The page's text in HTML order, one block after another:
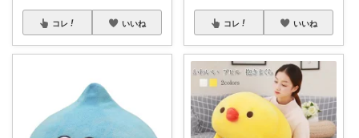
コレ いいね コレ いいね